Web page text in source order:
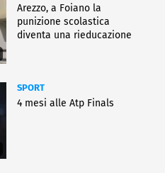
Arezzo, a Foiano la
punizione scolastica
diventa una rieducazione
SPORT
4 mesi alle Atp Finals